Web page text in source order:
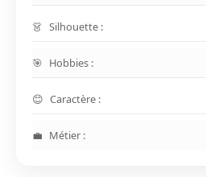
Silhouette :
Hobbies :
Caractère :
Métier :